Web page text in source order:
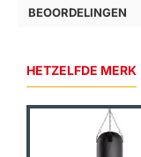
BEOORDELINGEN
HETZELFDE MERK